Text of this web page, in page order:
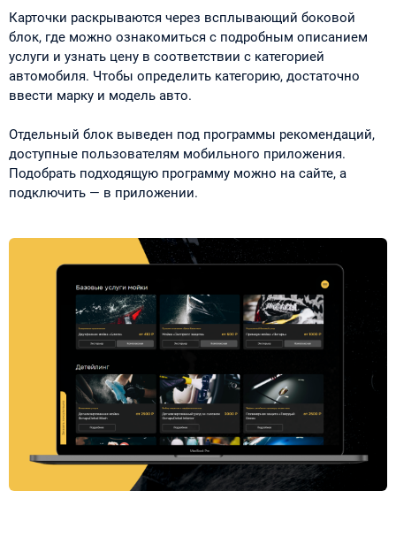
Карточки раскрываются через всплывающий боковой
блок, где можно ознакомиться с подробным описанием
услуги и узнать цену в соответствии с категорией
автомобиля. Чтобы определить категорию, достаточно
ввести марку и модель авто.
Отдельный блок выведен под программы рекомендаций,
доступные пользователям мобильного приложения.
Подобрать подходящую программу можно на сайте, а
подключить — в приложении.